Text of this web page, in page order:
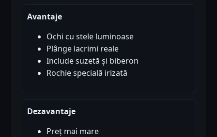
Avantaje
Ochi cu stele luminoase
Plânge lacrimi reale
Include suzetă și biberon
Rochie specială irizată
Dezavantaje
Preț mai mare